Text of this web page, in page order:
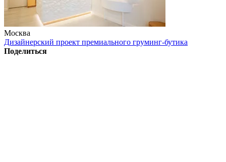
Москва
Дизайнерский проект премиального груминг-бутика
Поделиться